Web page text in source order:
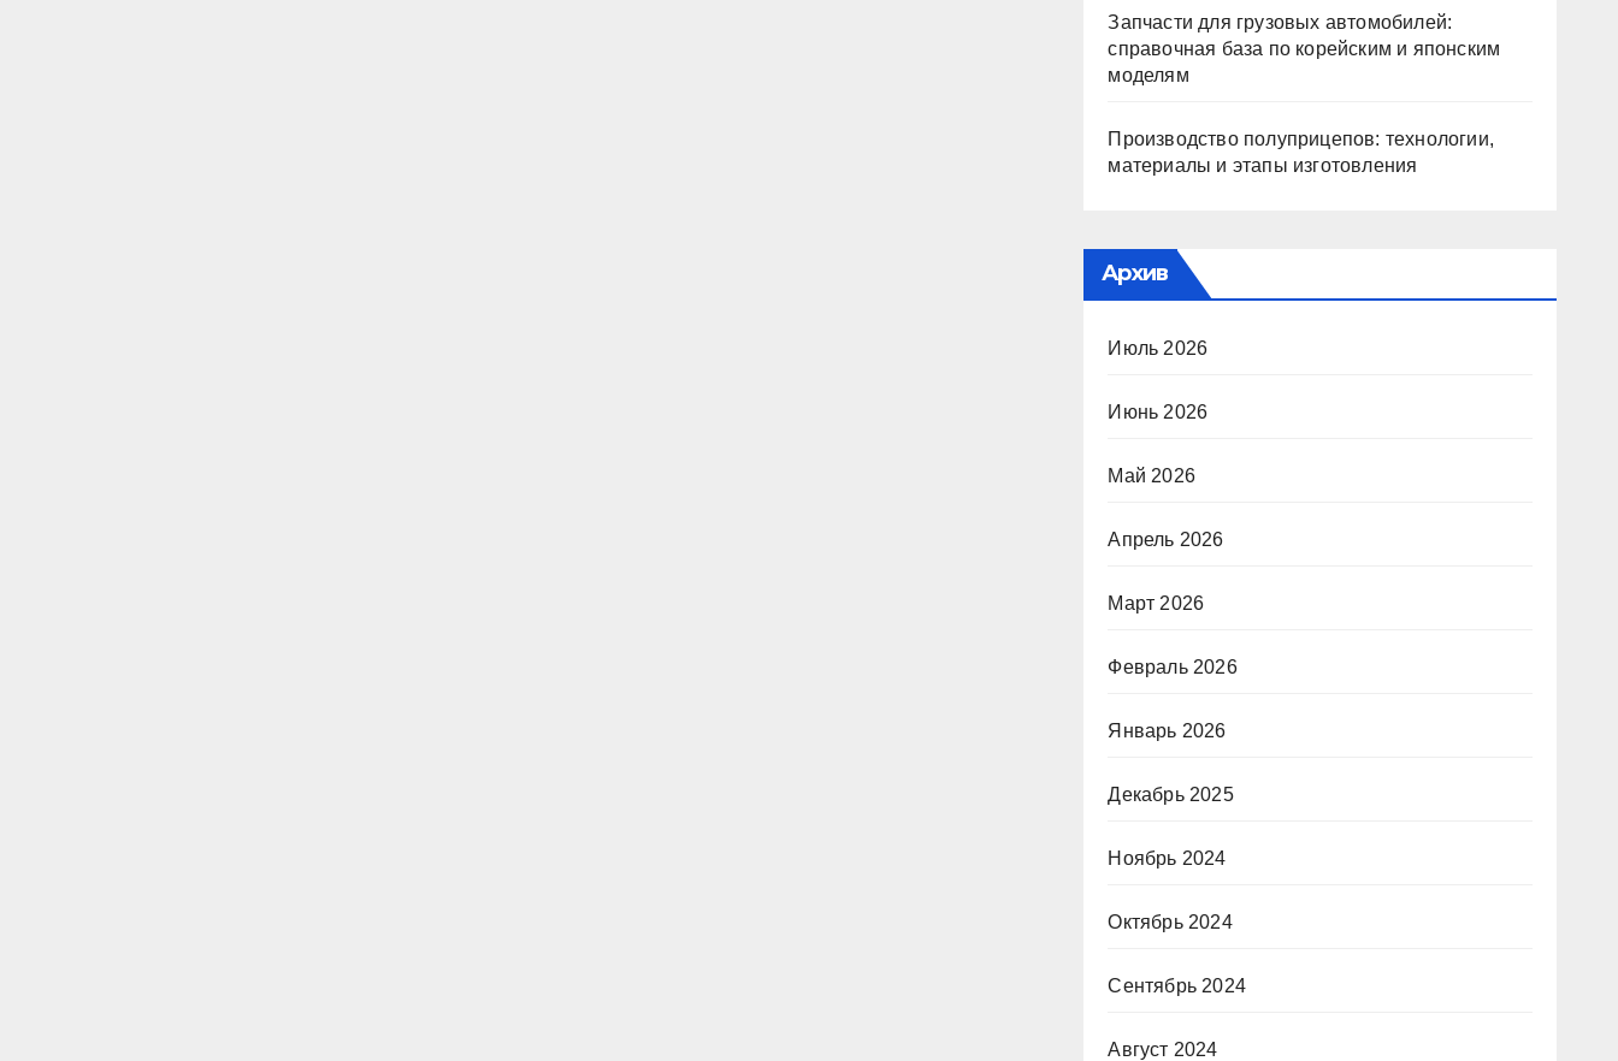
Запчасти для грузовых автомобилей:
справочная база по корейским и японским
моделям
Производство полуприцепов: технологии,
материалы и этапы изготовления
Архив
Июль 2026
Июнь 2026
Май 2026
Апрель 2026
Март 2026
Февраль 2026
Январь 2026
Декабрь 2025
Ноябрь 2024
Октябрь 2024
Сентябрь 2024
Август 2024